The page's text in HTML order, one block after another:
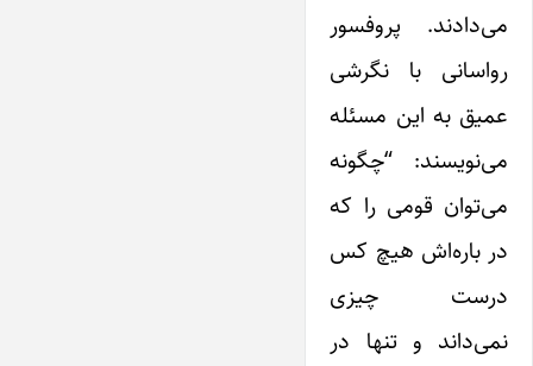
می‌دادند. پروفسور
رواسانی با نگرشی
عمیق به ‌این مسئله
می‌نویسند: “چگونه
می‌توان قومی ‌را که
در باره‌اش هیچ کس
درست چیزی
نمی‌داند و تنها در